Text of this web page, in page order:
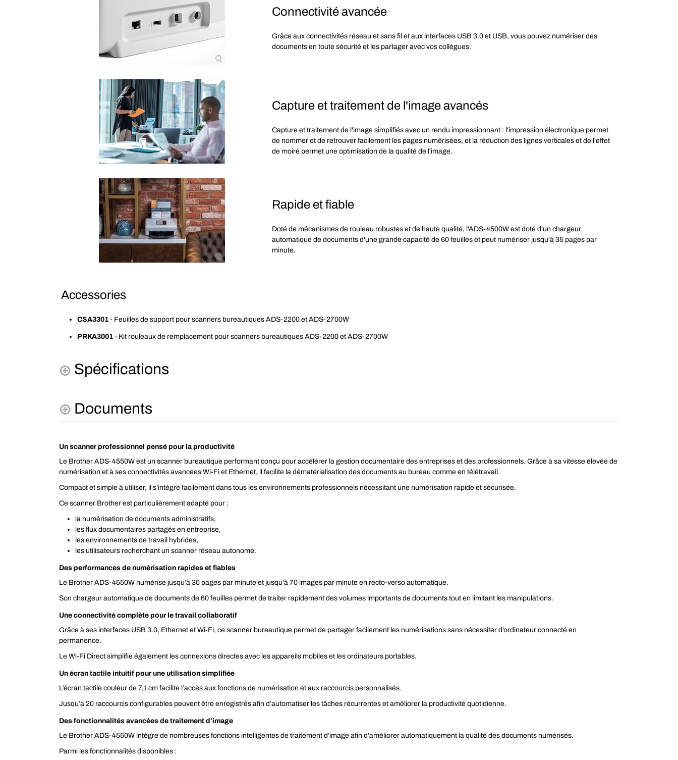
Connectivité avancée
Grâce aux connectivités réseau et sans fil et aux interfaces USB 3.0 et USB, vous pouvez numériser des
documents en toute sécurité et les partager avec vos collègues.
Capture et traitement de l'image avancés
Capture et traitement de l'image simplifiés avec un rendu impressionnant : l'impression électronique permet
de nommer et de retrouver facilement les pages numérisées, et la réduction des lignes verticales et de l'effet
de moiré permet une optimisation de la qualité de l'image.
Rapide et fiable
Doté de mécanismes de rouleau robustes et de haute qualité, l'ADS-4500W est doté d'un chargeur
automatique de documents d'une grande capacité de 60 feuilles et peut numériser jusqu'à 35 pages par
minute.
Accessories
CSA3301 - Feuilles de support pour scanners bureautiques ADS-2200 et ADS-2700W
PRKA3001 - Kit rouleaux de remplacement pour scanners bureautiques ADS-2200 et ADS-2700W
Spécifications
Documents
Un scanner professionnel pensé pour la productivité
Le Brother ADS-4550W est un scanner bureautique performant conçu pour accélérer la gestion documentaire des entreprises et des professionnels. Grâce à sa vitesse élevée de
numérisation et à ses connectivités avancées Wi-Fi et Ethernet, il facilite la dématérialisation des documents au bureau comme en télétravail.
Compact et simple à utiliser, il s’intègre facilement dans tous les environnements professionnels nécessitant une numérisation rapide et sécurisée.
Ce scanner Brother est particulièrement adapté pour :
la numérisation de documents administratifs,
les flux documentaires partagés en entreprise,
les environnements de travail hybrides,
les utilisateurs recherchant un scanner réseau autonome.
Des performances de numérisation rapides et fiables
Le Brother ADS-4550W numérise jusqu’à 35 pages par minute et jusqu’à 70 images par minute en recto-verso automatique.
Son chargeur automatique de documents de 60 feuilles permet de traiter rapidement des volumes importants de documents tout en limitant les manipulations.
Une connectivité complète pour le travail collaboratif
Grâce à ses interfaces USB 3.0, Ethernet et Wi-Fi, ce scanner bureautique permet de partager facilement les numérisations sans nécessiter d’ordinateur connecté en
permanence.
Le Wi-Fi Direct simplifie également les connexions directes avec les appareils mobiles et les ordinateurs portables.
Un écran tactile intuitif pour une utilisation simplifiée
L’écran tactile couleur de 7,1 cm facilite l’accès aux fonctions de numérisation et aux raccourcis personnalisés.
Jusqu’à 20 raccourcis configurables peuvent être enregistrés afin d’automatiser les tâches récurrentes et améliorer la productivité quotidienne.
Des fonctionnalités avancées de traitement d’image
Le Brother ADS-4550W intègre de nombreuses fonctions intelligentes de traitement d’image afin d’améliorer automatiquement la qualité des documents numérisés.
Parmi les fonctionnalités disponibles :